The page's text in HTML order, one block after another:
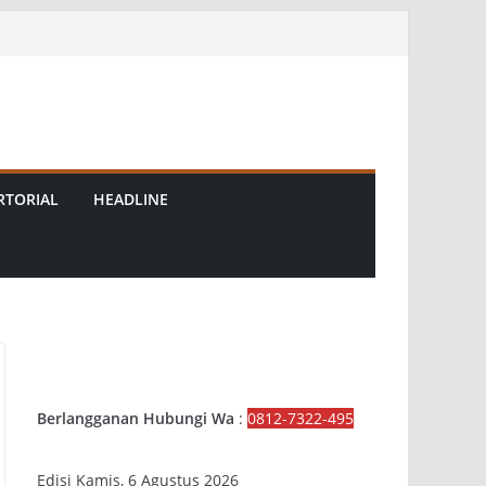
HEADLINE
Berlangganan Hubungi Wa : 0812-7322-495
Edisi Kamis, 6 Agustus 2026